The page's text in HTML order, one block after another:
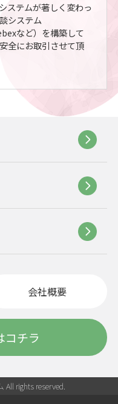
ステムが著しく変わっ
システム
など）を構築して
全にお取引させて頂
会社概要
コチラ
rights reserved.